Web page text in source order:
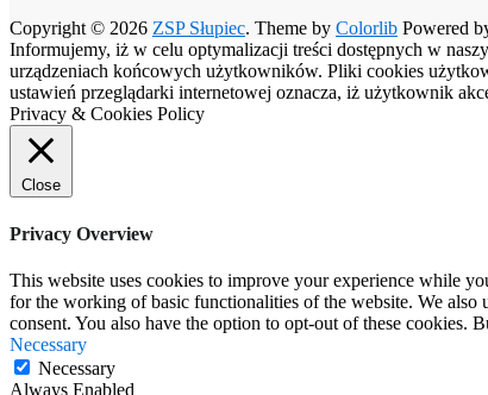
Copyright © 2026 ZSP Słupiec. Theme by Colorlib Powered
Informujemy, iż w celu optymalizacji treści dostępnych w
urządzeniach końcowych użytkowników. Pliki cookies
ustawień przeglądarki internetowej oznacza, iż użytkownik
Privacy & Cookies Policy
Close
Privacy Overview
This website uses cookies to improve your experience while
for the working of basic functionalities of the website. We
consent. You also have the option to opt-out of these cookies.
Necessary
Necessary
Always Enabled